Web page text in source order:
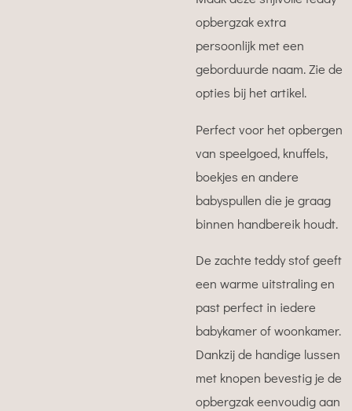
opbergzak extra
persoonlijk met een
geborduurde naam. Zie de
opties bij het artikel.
Perfect voor het opbergen
van speelgoed, knuffels,
boekjes en andere
babyspullen die je graag
binnen handbereik houdt.
De zachte teddy stof geeft
een warme uitstraling en
past perfect in iedere
babykamer of woonkamer.
Dankzij de handige lussen
met knopen bevestig je de
opbergzak eenvoudig aan